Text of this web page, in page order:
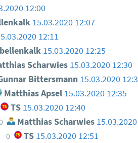
12:00
15.03.2020 12:07
12:11
15.03.2020 12:25
Scharwies 15.03.2020 12:30
Bittersmann 15.03.2020
Matthias Apsel 15.03.2020 12:35
TS 15.03.2020 12:40
Matthias Scharwies
0 TS 15.03.2020 12:51